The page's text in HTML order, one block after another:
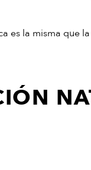
es la misma que